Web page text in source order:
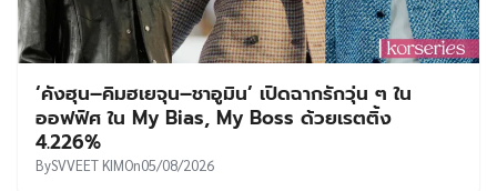
‘คังฮุน–คิมฮเยจุน–ชาอูมิน’ เปิดฉากรักวุ่น ๆ ใน
ออฟฟิศ ใน My Bias, My Boss ด้วยเรตติ้ง
4.226%
BySVVEET KIMOn05/08/2026